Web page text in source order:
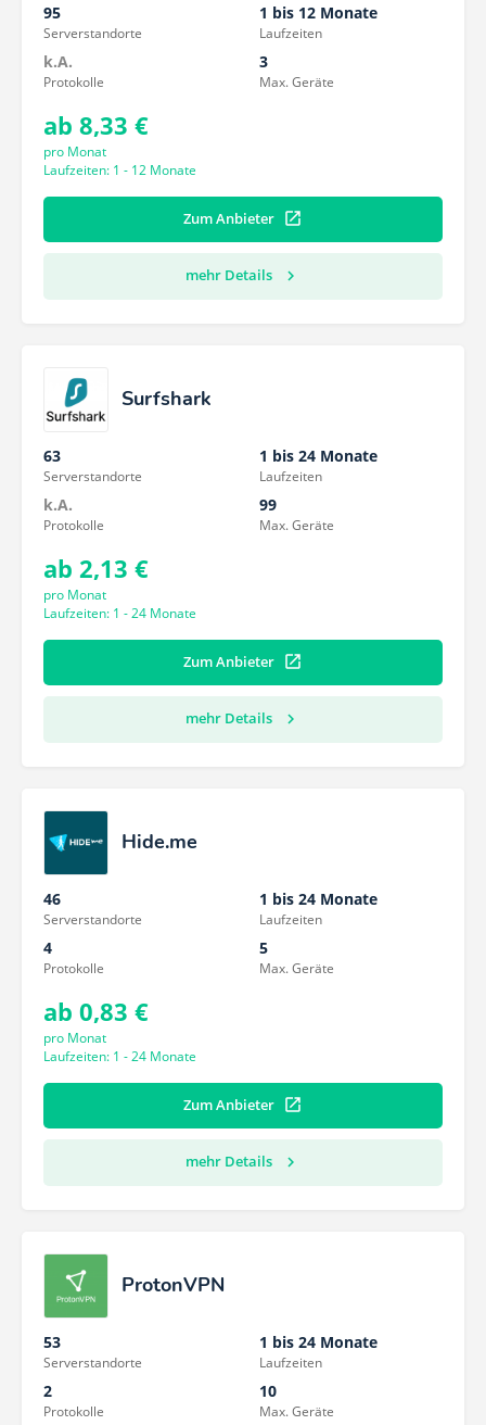
95
Serverstandorte
1 bis 12 Monate
Laufzeiten
k.A.
Protokolle
3
Max. Geräte
ab 8,33 €
pro Monat
Laufzeiten: 1 - 12 Monate
Zum Anbieter
mehr Details
Surfshark
63
Serverstandorte
1 bis 24 Monate
Laufzeiten
k.A.
Protokolle
99
Max. Geräte
ab 2,13 €
pro Monat
Laufzeiten: 1 - 24 Monate
Zum Anbieter
mehr Details
Hide.me
46
Serverstandorte
1 bis 24 Monate
Laufzeiten
4
Protokolle
5
Max. Geräte
ab 0,83 €
pro Monat
Laufzeiten: 1 - 24 Monate
Zum Anbieter
mehr Details
ProtonVPN
53
Serverstandorte
1 bis 24 Monate
Laufzeiten
2
Protokolle
10
Max. Geräte